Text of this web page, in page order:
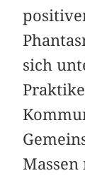
sich